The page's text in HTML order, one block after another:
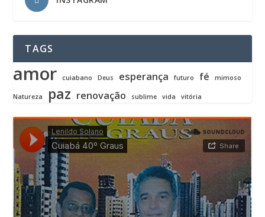
TAGS
amor cuiabano Deus esperança futuro fé mimoso
Natureza paz renovação sublime vida vitória